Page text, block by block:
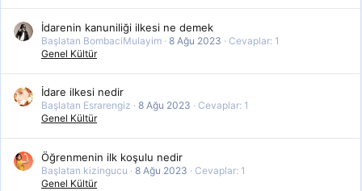
İdarenin kanuniliği ilkesi ne demek
Başlatan BombaciMulayim 8 Ağu 2023
Cevaplar: 1
Genel Kültür
İdare ilkesi nedir
Başlatan Esrarengiz 8 Ağu 2023
Cevaplar: 1
Genel Kültür
Öğrenmenin ilk koşulu nedir
Başlatan kizingucu 8 Ağu 2023
Cevaplar: 1
Genel Kültür